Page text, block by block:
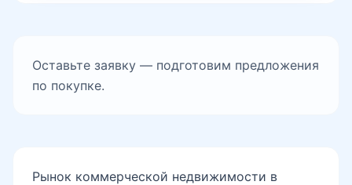
Оставьте заявку — подготовим предложения
по покупке.
Рынок коммерческой недвижимости в